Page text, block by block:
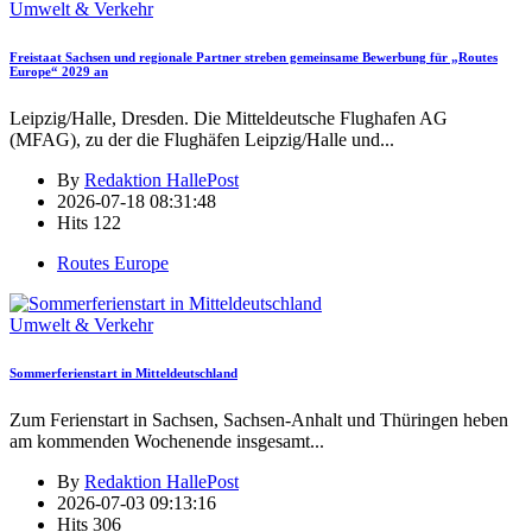
Umwelt & Verkehr
Freistaat Sachsen und regionale Partner streben gemeinsame Bewerbung für „Routes
Europe“ 2029 an
Leipzig/Halle, Dresden. Die Mitteldeutsche Flughafen AG
(MFAG), zu der die Flughäfen Leipzig/Halle und...
By Redaktion HallePost
2026-07-18 08:31:48
Hits 122
Routes Europe
Umwelt & Verkehr
Sommerferienstart in Mitteldeutschland
Zum Ferienstart in Sachsen, Sachsen-Anhalt und Thüringen heben
am kommenden Wochenende insgesamt...
By Redaktion HallePost
2026-07-03 09:13:16
Hits 306